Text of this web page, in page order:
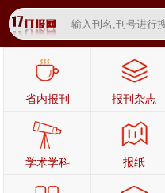
省内报刊 报刊杂志
学术学科 报纸